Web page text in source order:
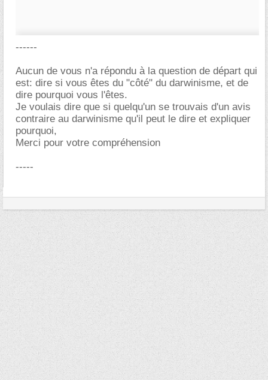
------
Aucun de vous n'a répondu à la question de départ qui
est: dire si vous êtes du "côté" du darwinisme, et de
dire pourquoi vous l'êtes.
Je voulais dire que si quelqu'un se trouvais d'un avis
contraire au darwinisme qu'il peut le dire et expliquer
pourquoi,
Merci pour votre compréhension
-----